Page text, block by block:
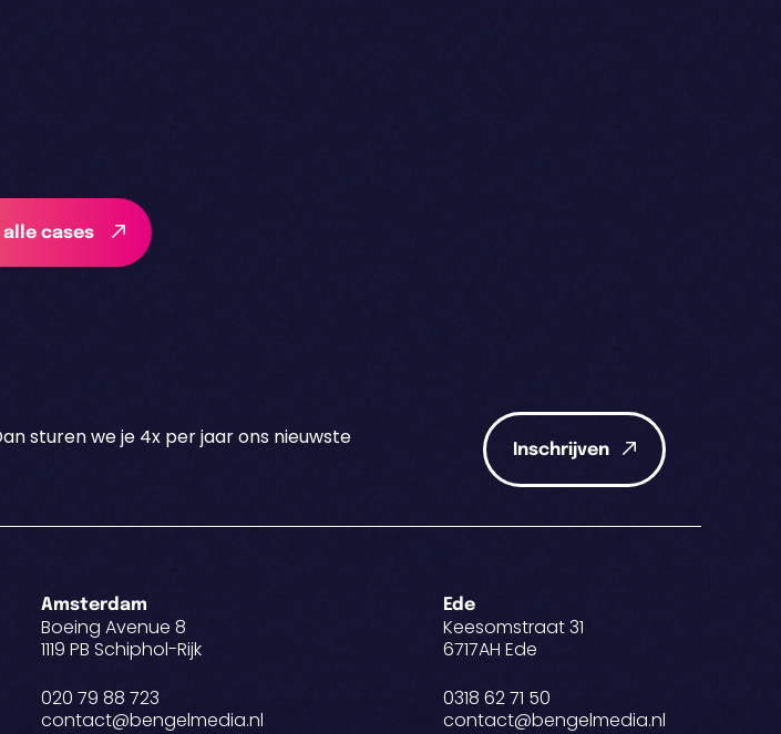
alle cases
sturen we je 4x per jaar ons nieuwste
Inschrijven
Amsterdam
Boeing Avenue 8
1119 PB Schiphol-Rijk
020 79 88 723
contact@bengelmedia.nl
Ede
Keesomstraat 31
6717AH Ede
0318 62 71 50
contact@bengelmedia.nl